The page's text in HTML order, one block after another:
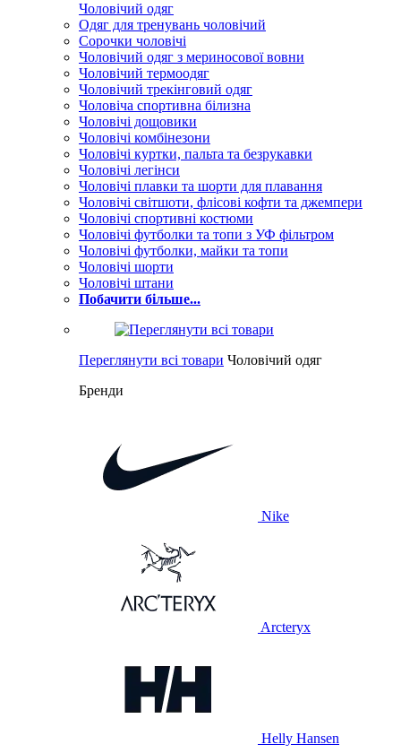
Чоловічий одяг
Одяг для тренувань чоловічий
Сорочки чоловічі
Чоловічий одяг з мериносової вовни
Чоловічий термоодяг
Чоловічий трекінговий одяг
Чоловіча спортивна білизна
Чоловічі дощовики
Чоловічі комбінезони
Чоловічі куртки, пальта та безрукавки
Чоловічі легінси
Чоловічі плавки та шорти для плавання
Чоловічі світшоти, флісові кофти та джемпери
Чоловічі спортивні костюми
Чоловічі футболки та топи з УФ фільтром
Чоловічі футболки, майки та топи
Чоловічі шорти
Чоловічі штани
Побачити більше...
Переглянути всі товари Чоловічий одяг
Бренди
Nike
Arcteryx
Helly Hansen